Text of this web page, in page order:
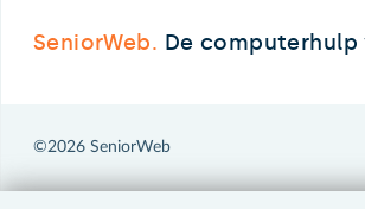
SeniorWeb. De computerhulp
©2026 SeniorWeb